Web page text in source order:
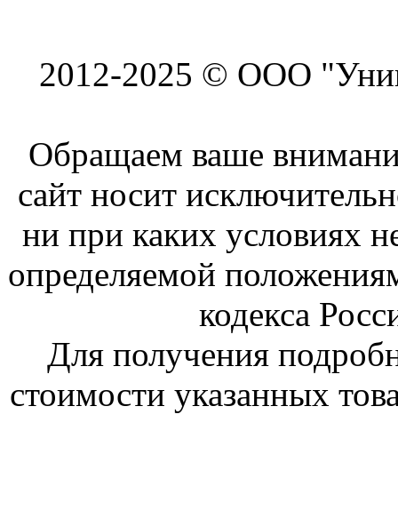
2012-2025 © ООО
Обращаем ваше
сайт носит
ни при каких условиях
определяемой
кодекса
Для получения
стоимости указанных